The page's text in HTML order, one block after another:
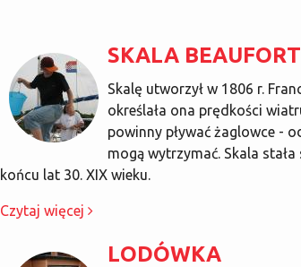
SKALA
Skalę utworzył w 1806 r.
określała ona prędkości
powinny pływać żaglowce -
mogą wytrzymać. Skala
końcu lat 30. XIX wieku.
Czytaj więcej
LODÓWKA